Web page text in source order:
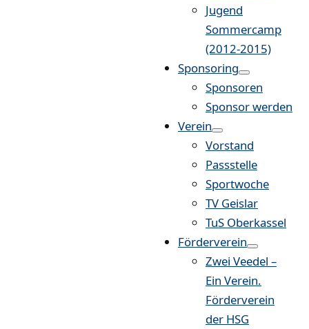
Jugend
Sommercamp
(2012-2015)
Sponsoring
Sponsoren
Sponsor werden
Verein
Vorstand
Passstelle
Sportwoche
TV Geislar
TuS Oberkassel
Förderverein
Zwei Veedel –
Ein Verein.
Förderverein
der HSG